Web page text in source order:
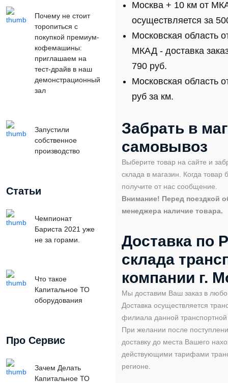
Почему не стоит
торопиться с
покупкой премиум-
кофемашины:
приглашаем на
тест-драйв в наш
демонстрационный
зал
Запустили
собственное
производство
Статьи
Чемпионат
Бариста 2021 уже
не за горами.
Что такое
Капитальное ТО
оборудования
Про Сервис
Зачем Делать
Капитальное ТО
Москва + 10 км от
осуществляется за
Московская область
МКАД - доставка
790 руб.
Московская область
руб за км.
Забрать в
самовывоз
Выберите товар на сайте и
склада в магазин. Когда товар
получите от нас сообщение.
Внимание! Перед поездкой
менеджера наличие товара.
Доставка по
склада
компании г.
Мы доставим Ваш заказ в
Доставка осуществляется
филиала данной
При желании после
доставку до места Вашего
действующими тарифами
регионе.